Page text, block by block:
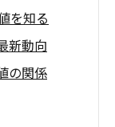
を知る
新動向
の関係
産査定で